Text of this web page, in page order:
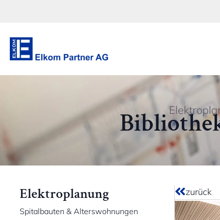
Elektroplanung
Spitalbauten & Alterswohnungen
zurück